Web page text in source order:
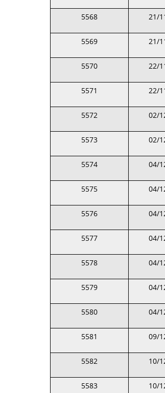
5568 21/
5569 21/
5570 22/
5571 22/
5572 02/
5573 02/
5574 04/
5575 04/
5576 04/
5577 04/
5578 04/
5579 04/
5580 04/
5581 09/
5582 10/
5583 10/